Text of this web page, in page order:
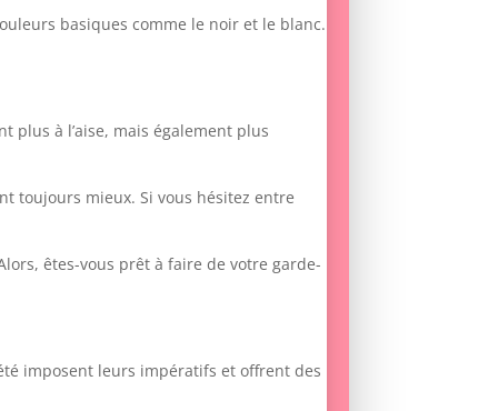
basiques comme le noir et le blanc.
plus à l’aise, mais également plus
toujours mieux. Si vous hésitez entre
êtes-vous prêt à faire de votre garde-
imposent leurs impératifs et offrent des